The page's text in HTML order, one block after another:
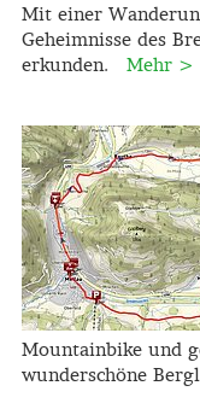
Mit einer
Geheimnisse des
erkunden.
Mehr >
Mountainbike und
wunderschöne